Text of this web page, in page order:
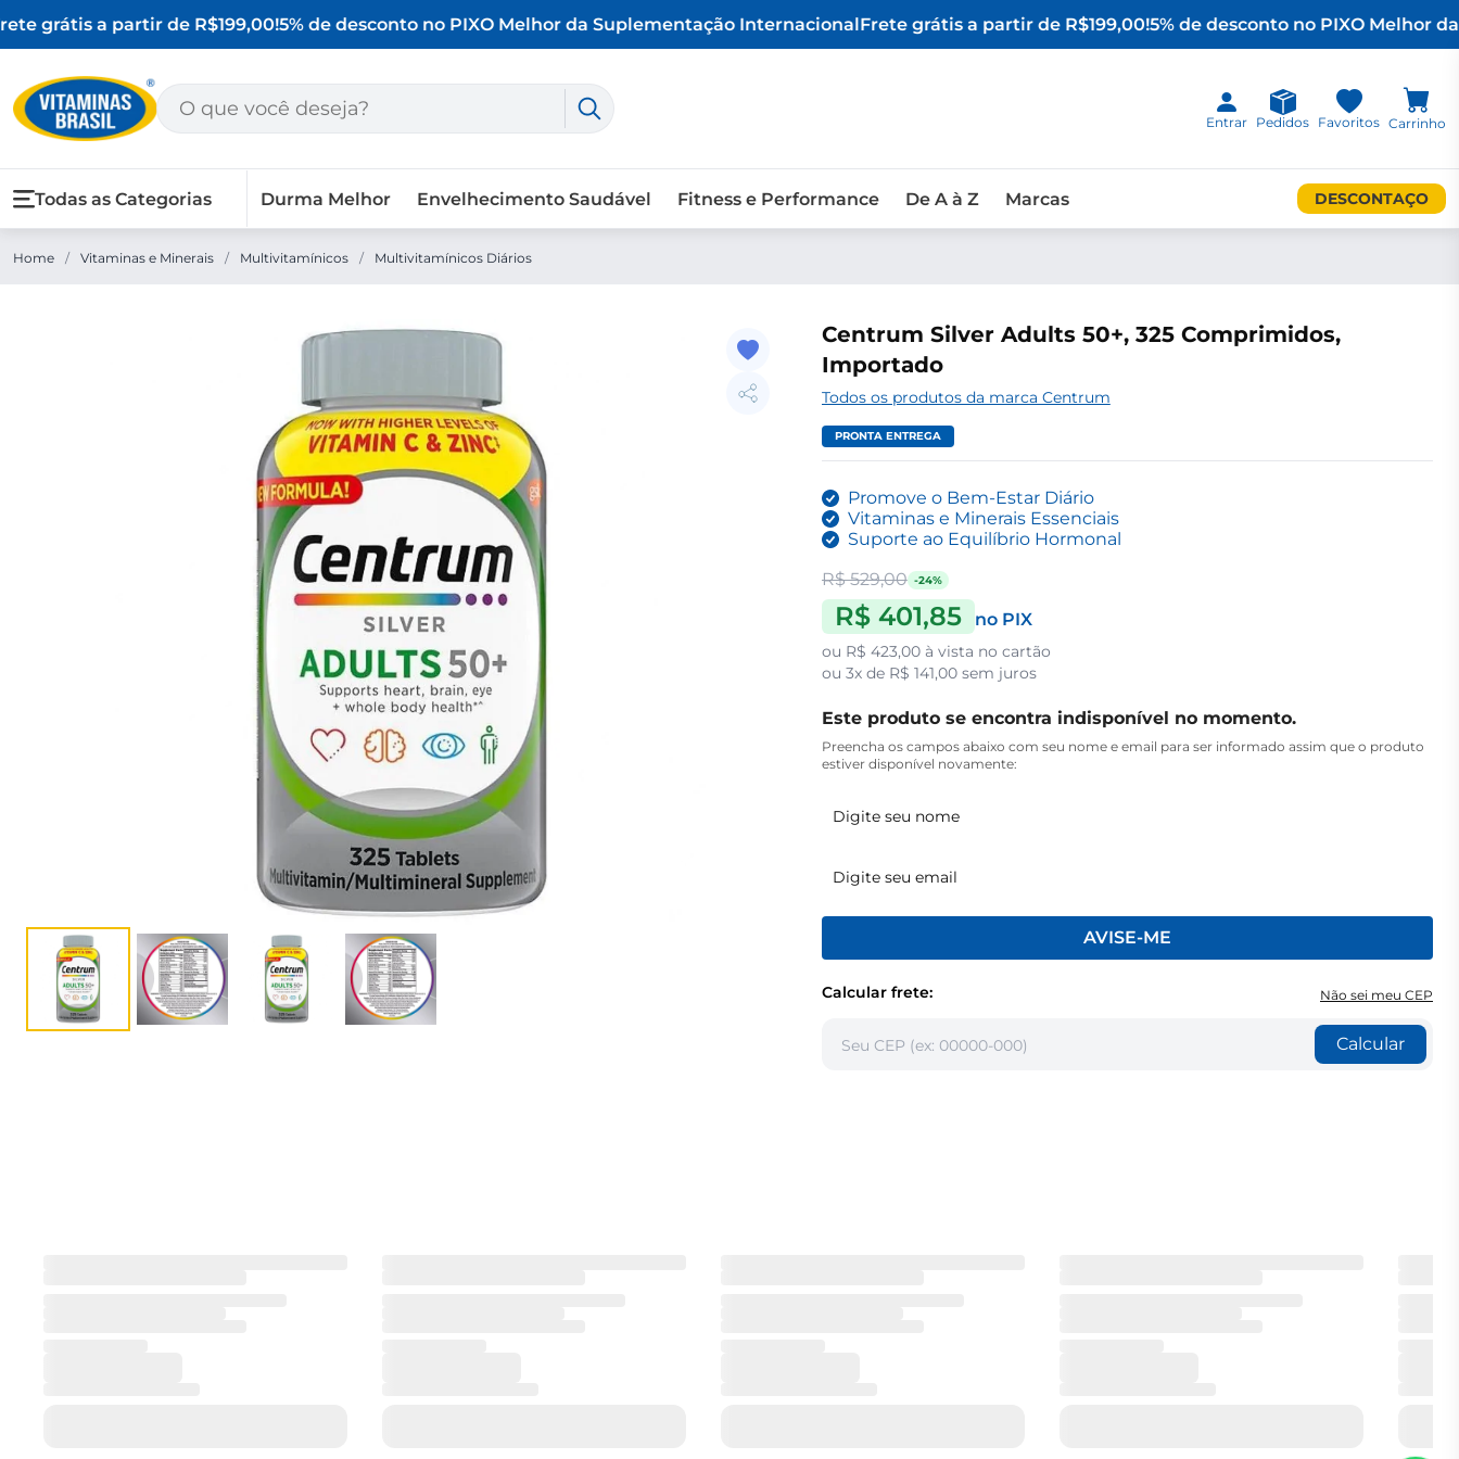
grátis a partir de R$199,00!5% de desconto no PIXO Melhor da Suplementação InternacionalFrete grátis a partir de R$199,00!5% de desconto no PIXO Melhor da
Entrar Pedidos Favoritos Carrinho
Todas as Categorias Durma Melhor Envelhecimento Saudável Fitness e Performance De A à Z Marcas DESCONTAÇO
Home / Vitaminas e Minerais / Multivitamínicos / Multivitamínicos Diários
Centrum Silver Adults 50+, 325 Comprimidos,
Importado
Todos os produtos da marca Centrum
PRONTA ENTREGA
Promove o Bem-Estar Diário
Vitaminas e Minerais Essenciais
Suporte ao Equilíbrio Hormonal
R$ 529,00 -24%
R$ 401,85 no PIX
ou R$ 423,00à vista no cartão
ou 3x de R$ 141,00sem juros
Este produto se encontra indisponível no momento.
Preencha os campos abaixo com seu nome e email para ser informado assim que o produto
estiver disponível novamente:
AVISE-ME
Calcular frete: Não sei meu CEP
Calcular